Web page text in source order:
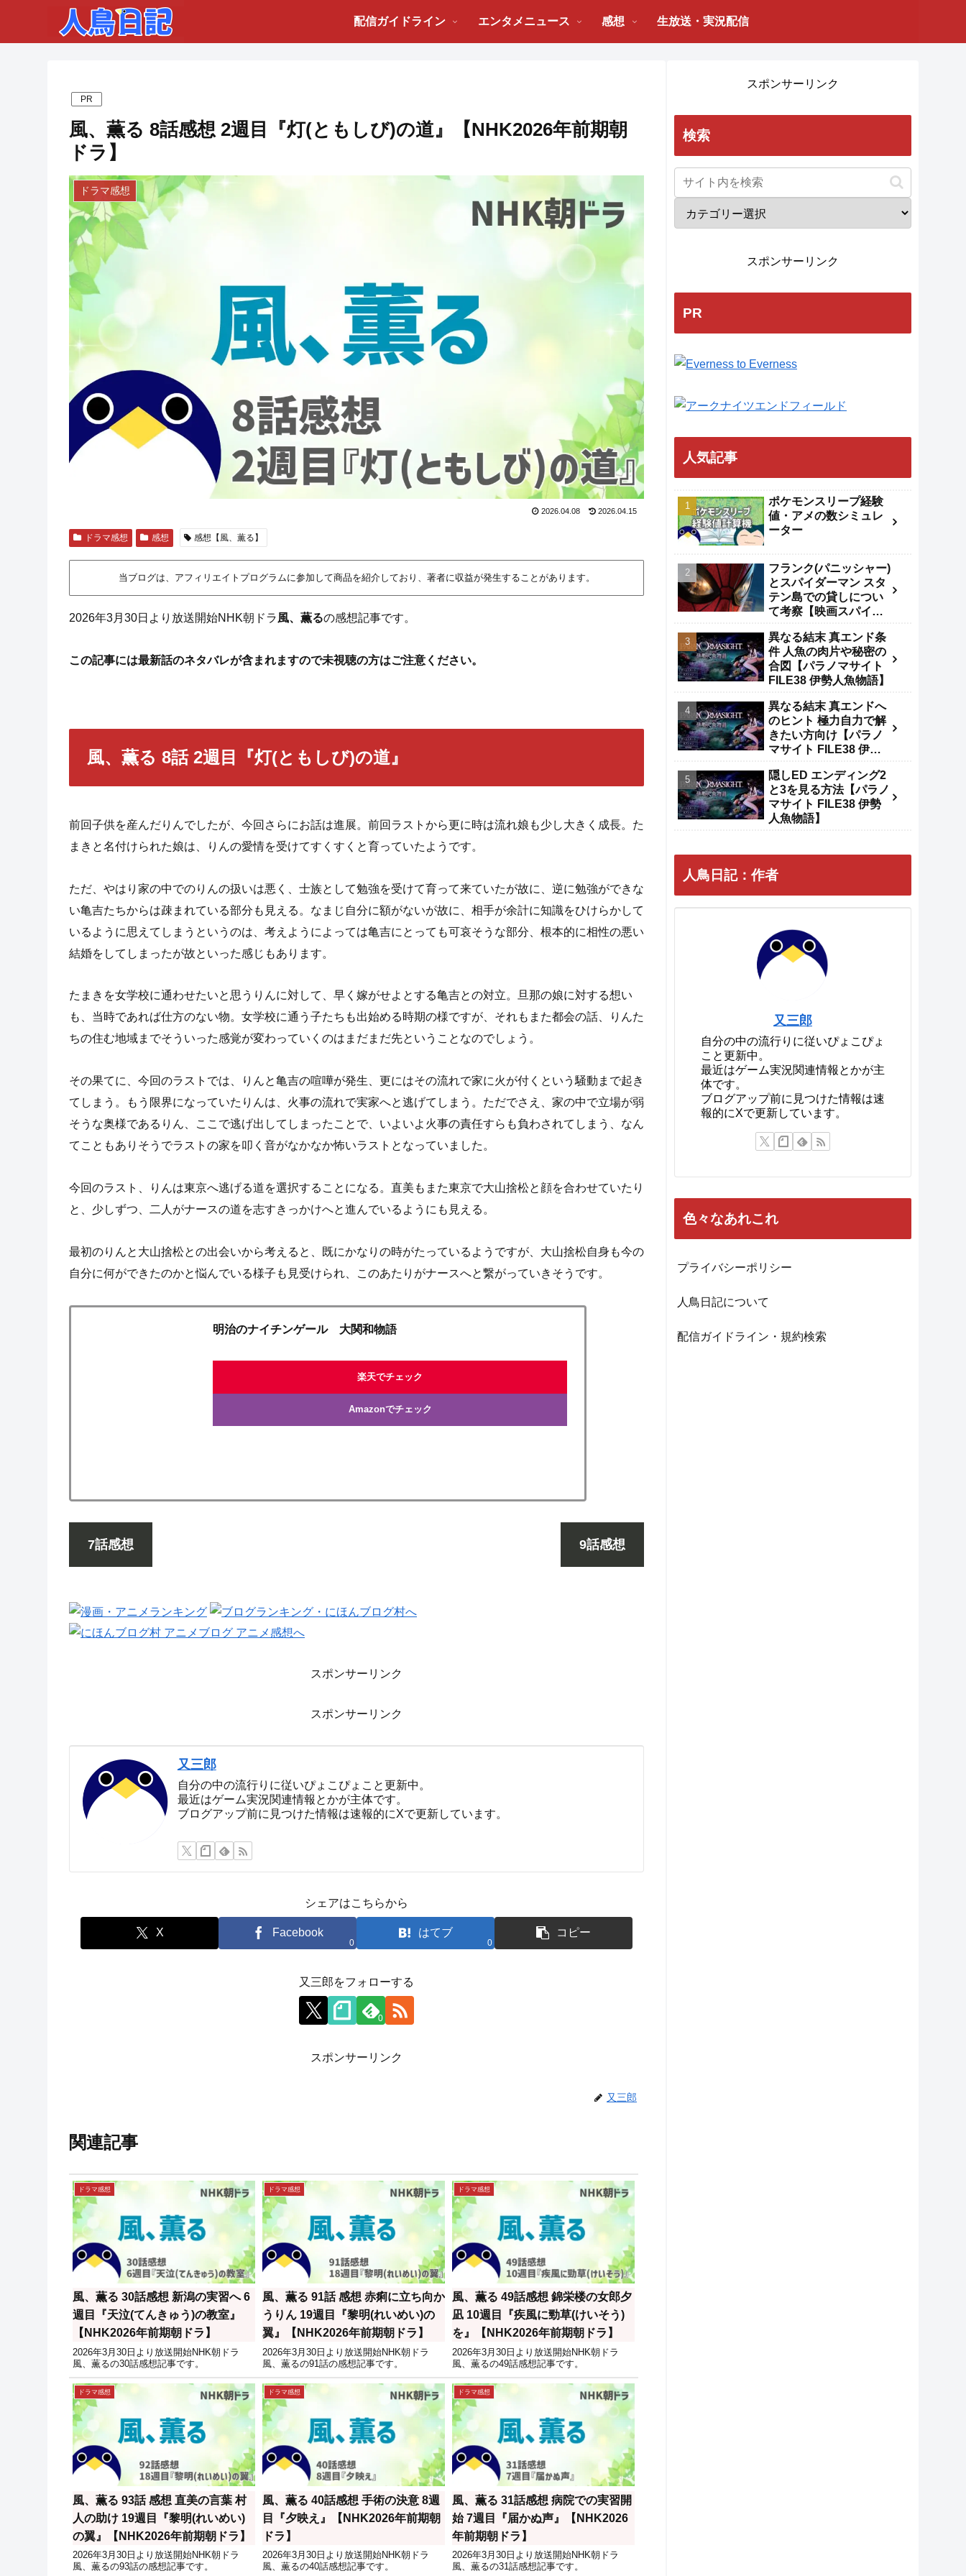
配信ガイドライン エンタメニュース 感想 生放送・実況配信
PR
風、薫る 8話感想 2週目『灯(ともしび)の道』【NHK2026年前期朝
ドラ】
ドラマ感想
2026.04.08 2026.04.15
ドラマ感想 感想 感想【風、薫る】
当ブログは、アフィリエイトプログラムに参加して商品を紹介しており、著者に収益が発生することがあります。
2026年3月30日より放送開始NHK朝ドラ風、薫るの感想記事です。
この記事には最新話のネタバレが含まれますので未視聴の方はご注意ください。
風、薫る 8話 2週目『灯(ともしび)の道』
前回子供を産んだりんでしたが、今回さらにお話は進展。前回ラストから更に時は流れ娘も少し大きく成長。た
まきと名付けられた娘は、りんの愛情を受けてすくすくと育っていたようです。
ただ、やはり家の中でのりんの扱いは悪く、士族として勉強を受けて育って来ていたが故に、逆に勉強ができな
い亀吉たちからは疎まれている部分も見える。なまじ自分に額がないが故に、相手が余計に知識をひけらかして
いるように思えてしまうというのは、考えようによっては亀吉にとっても可哀そうな部分、根本的に相性の悪い
結婚をしてしまったが故といった感じもあります。
たまきを女学校に通わせたいと思うりんに対して、早く嫁がせよとする亀吉との対立。旦那の娘に対する想い
も、当時であれば仕方のない物。女学校に通う子たちも出始める時期の様ですが、それもまた都会の話、りんた
ちの住む地域までそういった感覚が変わっていくのはまだまだ先ということなのでしょう。
その果てに、今回のラストでは、りんと亀吉の喧嘩が発生、更にはその流れで家に火が付くという騒動まで起き
てしまう。もう限界になっていたりんは、火事の流れで実家へと逃げてしまう。ただでさえ、家の中で立場が弱
そうな奥様であるりん、ここで逃げ出してしまったことで、いよいよ火事の責任すらも負わされてしまう、なん
てこともありそうでラストの家を叩く音がなかなか怖いラストとなっていました。
今回のラスト、りんは東京へ逃げる道を選択することになる。直美もまた東京で大山捨松と顔を合わせていたり
と、少しずつ、二人がナースの道を志すきっかけへと進んでいるようにも見える。
最初のりんと大山捨松との出会いから考えると、既にかなりの時がたっているようですが、大山捨松自身も今の
自分に何ができたのかと悩んでいる様子も見受けられ、このあたりがナースへと繋がっていきそうです。
明治のナイチンゲール 大関和物語
楽天でチェック
Amazonでチェック
7話感想 9話感想
スポンサーリンク
スポンサーリンク
又三郎
自分の中の流行りに従いぴょこぴょこと更新中。
最近はゲーム実況関連情報とかが主体です。
ブログアップ前に見つけた情報は速報的にXで更新しています。
シェアはこちらから
X Facebook
0
はてブ
0
コピー
又三郎をフォローする
0
スポンサーリンク
又三郎
関連記事
ドラマ感想
風、薫る 30話感想 新潟の実習へ 6
週目『天泣(てんきゅう)の教室』
【NHK2026年前期朝ドラ】
2026年3月30日より放送開始NHK朝ドラ
風、薫るの30話感想記事です。
ドラマ感想
風、薫る 91話 感想 赤痢に立ち向か
うりん 19週目『黎明(れいめい)の
翼』【NHK2026年前期朝ドラ】
2026年3月30日より放送開始NHK朝ドラ
風、薫るの91話の感想記事です。
ドラマ感想
風、薫る 49話感想 錦栄楼の女郎夕
凪 10週目『疾風に勁草(けいそう)
を』【NHK2026年前期朝ドラ】
2026年3月30日より放送開始NHK朝ドラ
風、薫るの49話感想記事です。
ドラマ感想
風、薫る 93話 感想 直美の言葉 村
人の助け 19週目『黎明(れいめい)
の翼』【NHK2026年前期朝ドラ】
2026年3月30日より放送開始NHK朝ドラ
風、薫るの93話の感想記事です。
ドラマ感想
風、薫る 40話感想 手術の決意 8週
目『夕映え』【NHK2026年前期朝
ドラ】
2026年3月30日より放送開始NHK朝ドラ
風、薫るの40話感想記事です。
ドラマ感想
風、薫る 31話感想 病院での実習開
始 7週目『届かぬ声』【NHK2026
年前期朝ドラ】
2026年3月30日より放送開始NHK朝ドラ
風、薫るの31話感想記事です。
スポンサーリンク
検索
スポンサーリンク
PR
人気記事
ポケモンスリープ経験
値・アメの数シミュレ
ーター
フランク(パニッシャー)
とスパイダーマン スタ
テン島での貸しについ
て考察【映画スパイダ
異なる結末 真エンド条
件 人魚の肉片や秘密の
合図【パラノマサイト
FILE38 伊勢人魚物語】
異なる結末 真エンドへ
のヒント 極力自力で解
きたい方向け【パラノ
マサイト FILE38 伊勢
隠しED エンディング2
と3を見る方法【パラノ
マサイト FILE38 伊勢
人魚物語】
人鳥日記：作者
又三郎
自分の中の流行りに従いぴょこぴょ
こと更新中。
最近はゲーム実況関連情報とかが主
体です。
ブログアップ前に見つけた情報は速
報的にXで更新しています。
色々なあれこれ
プライバシーポリシー
人鳥日記について
配信ガイドライン・規約検索